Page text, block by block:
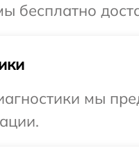
бесплатно
мы